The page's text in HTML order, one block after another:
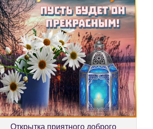
Открытка приятного доброго